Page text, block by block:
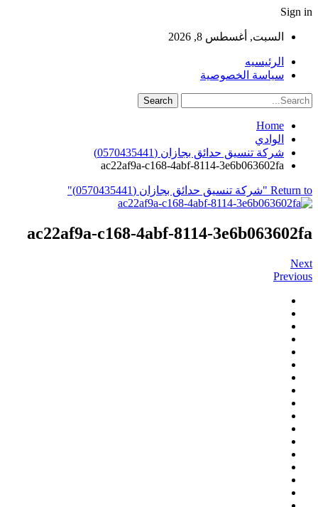
Sign in
السبت, أغسطس 8, 2026
الرئيسيه
سياسة الخصوصية
Home
الوادي
شركة تنسيق حدائق بجازان (0570435441)
ac22af9a-c168-4abf-8114-3e6b063602fa
Return to "شركة تنسيق حدائق بجازان (0570435441)"
ac22af9a-c168-4abf-8114-3e6b063602fa
Next
Previous